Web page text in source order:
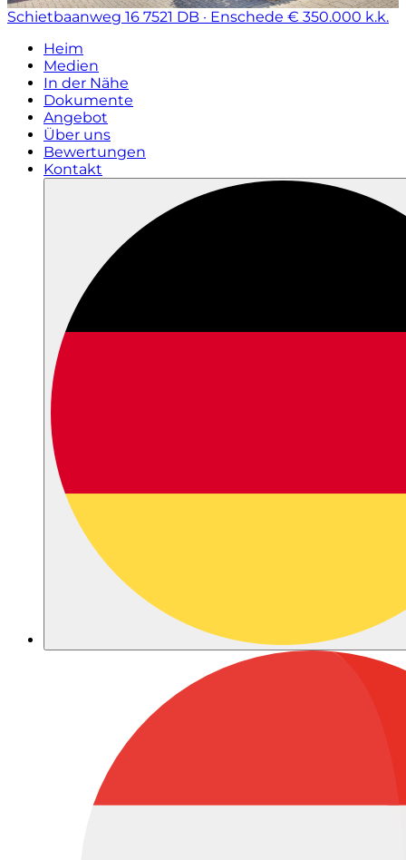
Schietbaanweg 16 7521 DB · Enschede € 350.000 k.k.
Heim
Medien
In der Nähe
Dokumente
Angebot
Über uns
Bewertungen
Kontakt